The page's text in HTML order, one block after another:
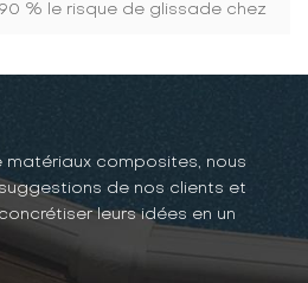
% le risque de glissade chez
composites, nous
de nos clients et
leurs idées en un